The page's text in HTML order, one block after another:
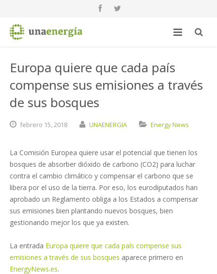
Europa quiere que cada país
compense sus emisiones a través
de sus bosques
febrero 15,2018 UNAENERGIA Energy News
La Comisión Europea quiere usar el potencial que tienen los
bosques de absorber dióxido de carbono (CO2) para luchar
contra el cambio climático y compensar el carbono que se
libera por el uso de la tierra. Por eso, los eurodiputados han
aprobado un Reglamento obliga a los Estados a compensar
sus emisiones bien plantando nuevos bosques, bien
gestionando mejor los que ya existen.
La entrada Europa quiere que cada país compense sus
emisiones a través de sus bosques aparece primero en
EnergyNews.es.